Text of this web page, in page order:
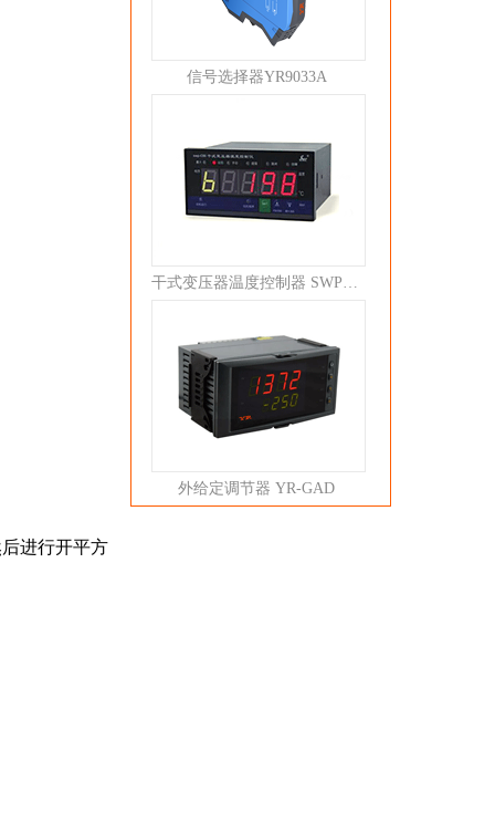
进行开平方
信号选择器YR9033A
干式变压器温度控制器 SWP-C80
外给定调节器 YR-GAD